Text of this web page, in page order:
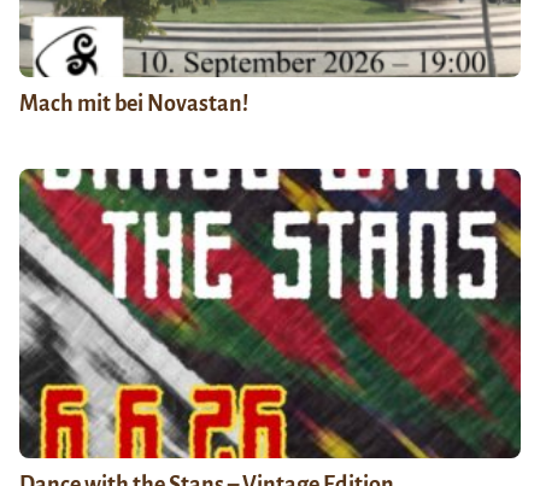
Mach mit bei Novastan!